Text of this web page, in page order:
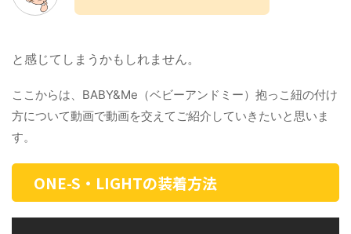
と感じてしまうかもしれません。
ここからは、BABY&Me（ベビーアンドミー）抱っこ紐の付け
方について動画で動画を交えてご紹介していきたいと思いま
す。
ONE-S・LIGHTの装着方法